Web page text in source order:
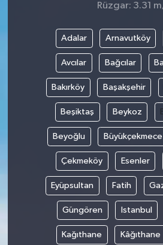
Rüzgar: 3.31
Adalar Arnavutköy
Avcılar Bağcılar
Bakırköy Başakşehir
Beşiktaş Beykoz
Beyoğlu Büyükçekmece
Çekmeköy Esenler
Eyüpsultan Fatih
Güngören Istanbul
Kağıthane Kâğıthane